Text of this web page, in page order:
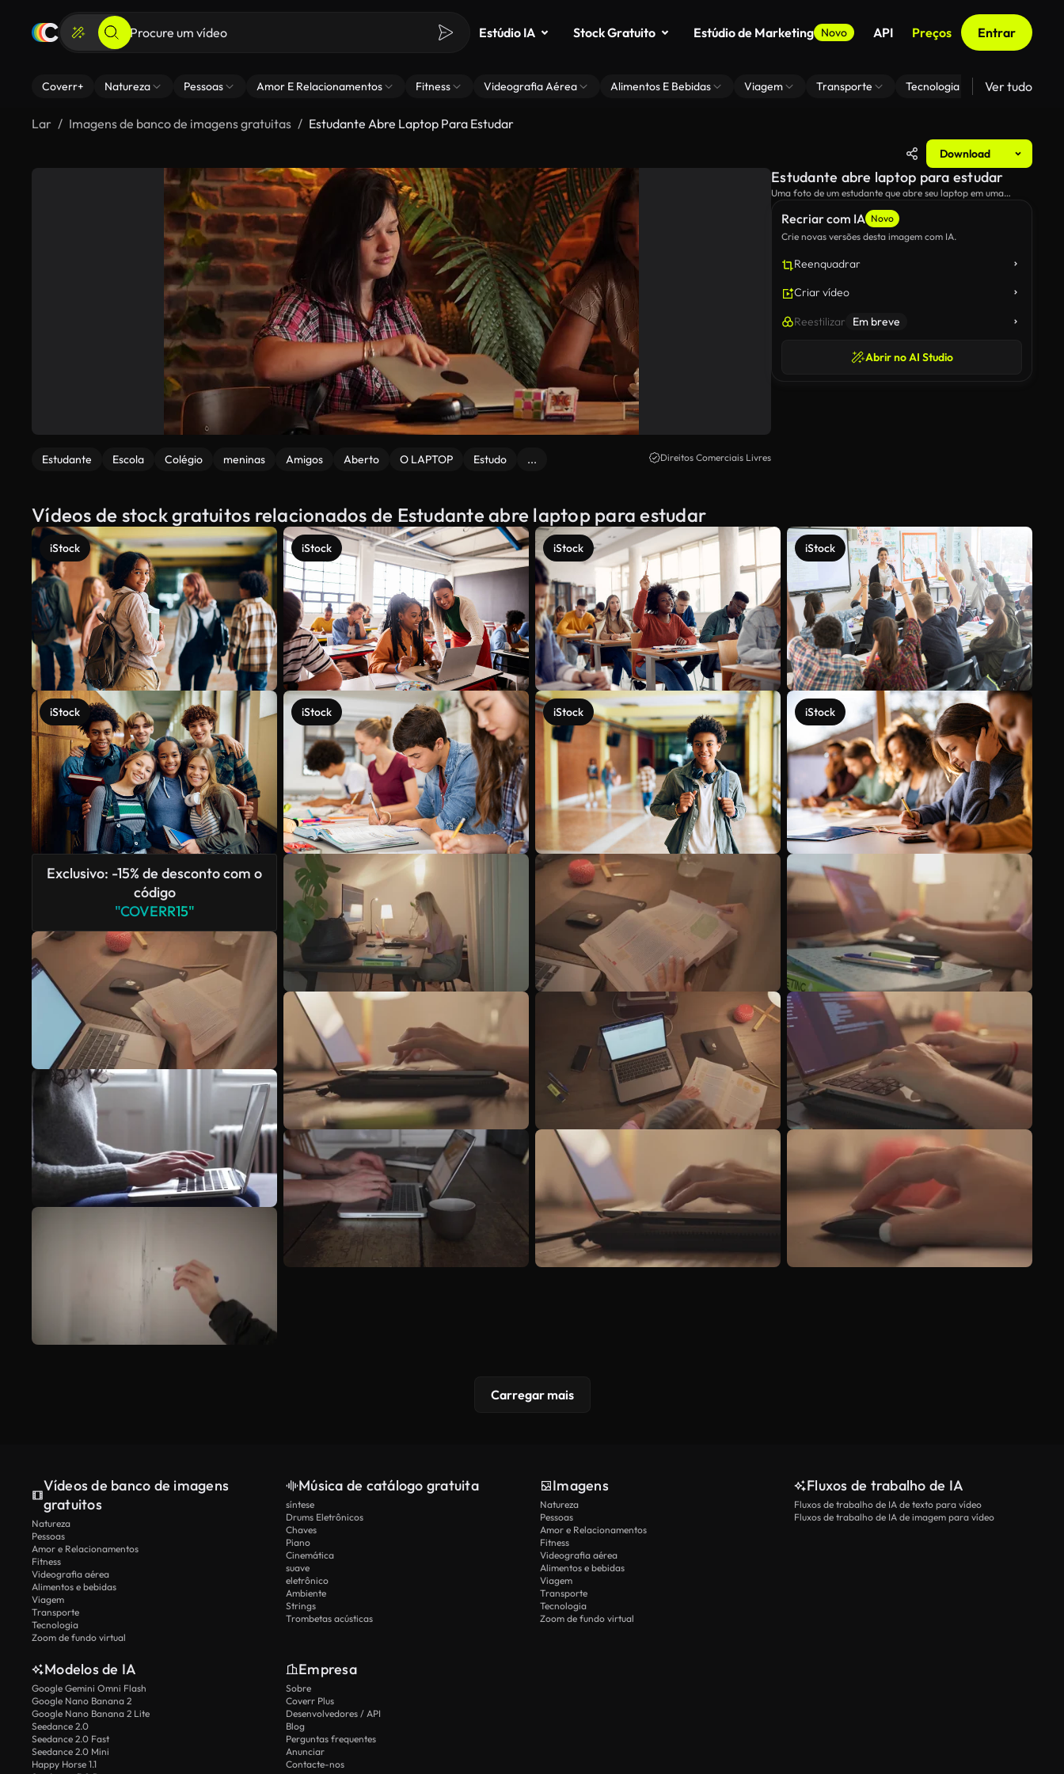
Estúdio IA Stock Gratuito Estúdio de Marketing Novo API Preços Entrar
Coverr+ Natureza Pessoas Amor E Relacionamentos Fitness Videografia Aérea Alimentos E Bebidas Viagem Transporte Tecnologia Zoom De
Ver tudo
Lar Imagens de banco de imagens gratuitas Estudante Abre Laptop Para Estudar
Download
Estudante Escola Colégio meninas Amigos Aberto O LAPTOP Estudo ... Direitos Comerciais Livres
Recriar com IA Novo
Crie novas versões desta imagem com IA.
Reenquadrar
Criar vídeo
Reestilizar Em breve
Abrir no AI Studio
Estudante abre laptop para estudar
Uma foto de um estudante que abre seu laptop em uma
Vídeos de stock gratuitos relacionados de Estudante abre laptop para estudar
iStock
iStock
Exclusivo: -15% de desconto com o
código
"COVERR15"
iStock
iStock
iStock
iStock
iStock
iStock
Veja mais
Carregar mais
Vídeos de banco de imagens
gratuitos
Natureza
Pessoas
Amor e Relacionamentos
Fitness
Videografia aérea
Alimentos e bebidas
Viagem
Transporte
Tecnologia
Zoom de fundo virtual
Música de catálogo gratuita
síntese
Drums Eletrônicos
Chaves
Piano
Cinemática
suave
eletrônico
Ambiente
Strings
Trombetas acústicas
Imagens
Natureza
Pessoas
Amor e Relacionamentos
Fitness
Videografia aérea
Alimentos e bebidas
Viagem
Transporte
Tecnologia
Zoom de fundo virtual
Fluxos de trabalho de IA
Fluxos de trabalho de IA de texto para vídeo
Fluxos de trabalho de IA de imagem para vídeo
Modelos de IA
Google Gemini Omni Flash
Google Nano Banana 2
Google Nano Banana 2 Lite
Seedance 2.0
Seedance 2.0 Fast
Seedance 2.0 Mini
Happy Horse 1.1
Empresa
Sobre
Coverr Plus
Desenvolvedores / API
Blog
Perguntas frequentes
Anunciar
Contacte-nos